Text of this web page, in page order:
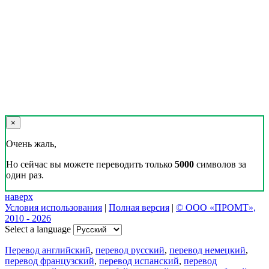
×
Очень жаль,
Но сейчас вы можете переводить только 5000 символов за
один раз.
наверх
Условия использования | Полная версия | © ООО «ПРОМТ»,
2010 - 2026
Select a language
Перевод английский, перевод русский, перевод немецкий,
перевод французский, перевод испанский, перевод